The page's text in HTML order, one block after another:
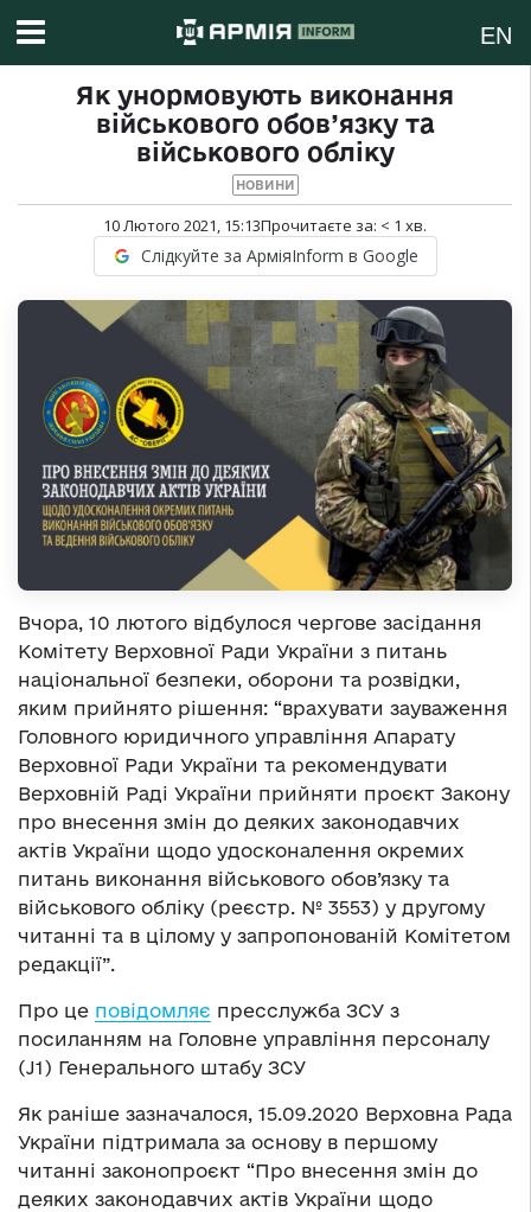
EN
Як унормовують виконання
військового обов’язку та
військового обліку
НОВИНИ
10 Лютого 2021, 15:13Прочитаєте за: < 1 хв.
Слідкуйте за АрміяInform в Google
Вчора, 10 лютого відбулося чергове засідання
Комітету Верховної Ради України з питань
національної безпеки, оборони та розвідки,
яким прийнято рішення: “врахувати зауваження
Головного юридичного управління Апарату
Верховної Ради України та рекомендувати
Верховній Раді України прийняти проєкт Закону
про внесення змін до деяких законодавчих
актів України щодо удосконалення окремих
питань виконання військового обов’язку та
військового обліку (реєстр. № 3553) у другому
читанні та в цілому у запропонованій Комітетом
редакції”.
Про це повідомляє пресслужба ЗСУ з
посиланням на Головне управління персоналу
(J1) Генерального штабу ЗСУ
Як раніше зазначалося, 15.09.2020 Верховна Рада
України підтримала за основу в першому
читанні законопроєкт “Про внесення змін до
деяких законодавчих актів України щодо